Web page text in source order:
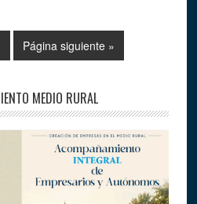
Página siguiente »
MEDIO RURAL